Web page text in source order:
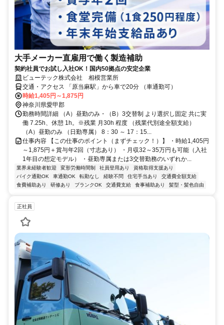
大手メーカー直雇用で働く製造補助
契約社員でお試し入社OK！国内50拠点の安定企業
ビューテック株式会社 相模営業所
交通・アクセス 「原当麻駅」から車で20分 （車通勤可）
時給1,405円～1,875円
神奈川県愛甲郡
勤務時間詳細 （A）昼勤のみ・（B）3交替制 より選択し固定 共に実
働 7.25h、休憩 1h。※残業 月30h 程度 （残業代別途全額支給）
（A）昼勤のみ （日勤専属） 8：30 ～ 17：15...
仕事内容 【この仕事のポイント（まずチェック！）】 ・時給1,405円
～1,875円＋賞与年2回（寸志あり） ・月収32～35万円も可能（入社
1年目の想定モデル） ・昼勤専属または3交替勤務のいずれか...
業界未経験者歓迎 変形労働時間制 社員登用あり
資格取得支援あり
バイク通勤OK
車通勤OK 転勤なし 経験不問 住宅手当あり
交通費全額支給
食費補助あり
研修あり ブランクOK 交通費支給 食事補助あり 髪型・髪色自由
正社員